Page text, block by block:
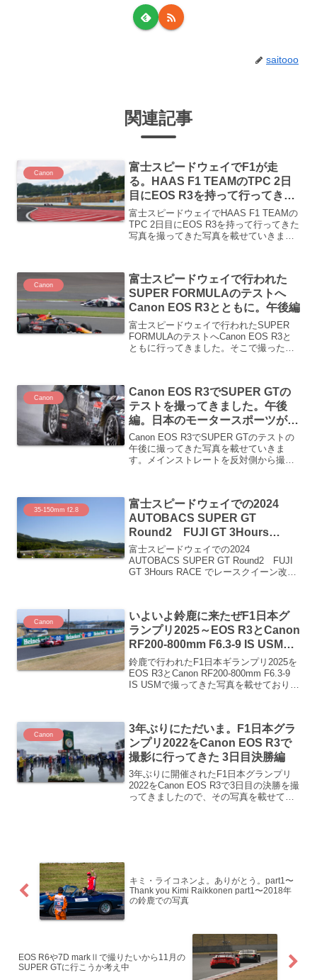
saitooo
関連記事
Canon
富士スピードウェイでF1が走
る。HAAS F1 TEAMのTPC 2日
目にEOS R3を持って行ってき
た 午前編
富士スピードウェイでHAAS F1 TEAMの
TPC 2日目にEOS R3を持って行ってきた
写真を撮ってきた写真を載せていきま
Canon
富士スピードウェイで行われた
SUPER FORMULAのテストへ
Canon EOS R3とともに。午後編
富士スピードウェイで行われたSUPER
FORMULAのテストへCanon EOS R3と
ともに行ってきました。そこで撮ったピ
Canon
Canon EOS R3でSUPER GTの
テストを撮ってきました。午後
編。日本のモータースポーツが始
まります
Canon EOS R3でSUPER GTのテストの
午後に撮ってきた写真を載せていきま
す。メインストレートを反対側から撮っ
35-150mm f2.8
富士スピードウェイでの2024
AUTOBACS SUPER GT
Round2 FUJI GT 3Hours
RACE でレースクイーン改めレ
ースアンバサダーをSONY α7RⅣ
とTAMRON 35-150mm F/2-2.8 Di
富士スピードウェイでの2024
AUTOBACS SUPER GT Round2 FUJI
GT 3Hours RACE でレースクイーン改め
Canon
いよいよ鈴鹿に来たぜF1日本グ
ランプリ2025～EOS R3とCanon
RF200-800mm F6.3-9 IS USMで
撮ってきた2日目 part2～
鈴鹿で行われたF1日本ギランプリ2025を
EOS R3とCanon RF200-800mm F6.3-9
IS USMで撮ってきた写真を載せており、
Canon
3年ぶりにただいま。F1日本グラ
ンプリ2022をCanon EOS R3で
撮影に行ってきた 3日目決勝編
3年ぶりに開催されたF1日本グランプリ
2022をCanon EOS R3で3日目の決勝を撮
ってきましたので、その写真を載せてい
キミ・ライコネンよ。ありがとう。part1〜
Thank you Kimi Raikkonen part1〜2018年
の鈴鹿での写真
EOS R6や7D markⅡで撮りたいから11月の
SUPER GTに行こうか考え中